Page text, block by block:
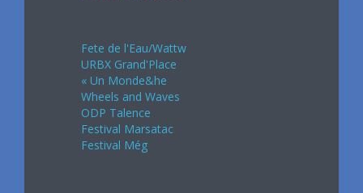
Fete de l'Eau/Wattw
URBX Grand'Place
« Un Monde&he
Wheels and Waves
ODP Talence
Festival Marsatac
Festival Még